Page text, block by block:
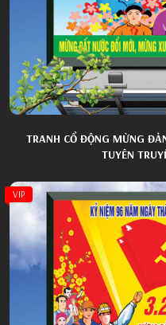
TRANH CỔ ĐỘNG MỪNG
TUYÊN
VIP